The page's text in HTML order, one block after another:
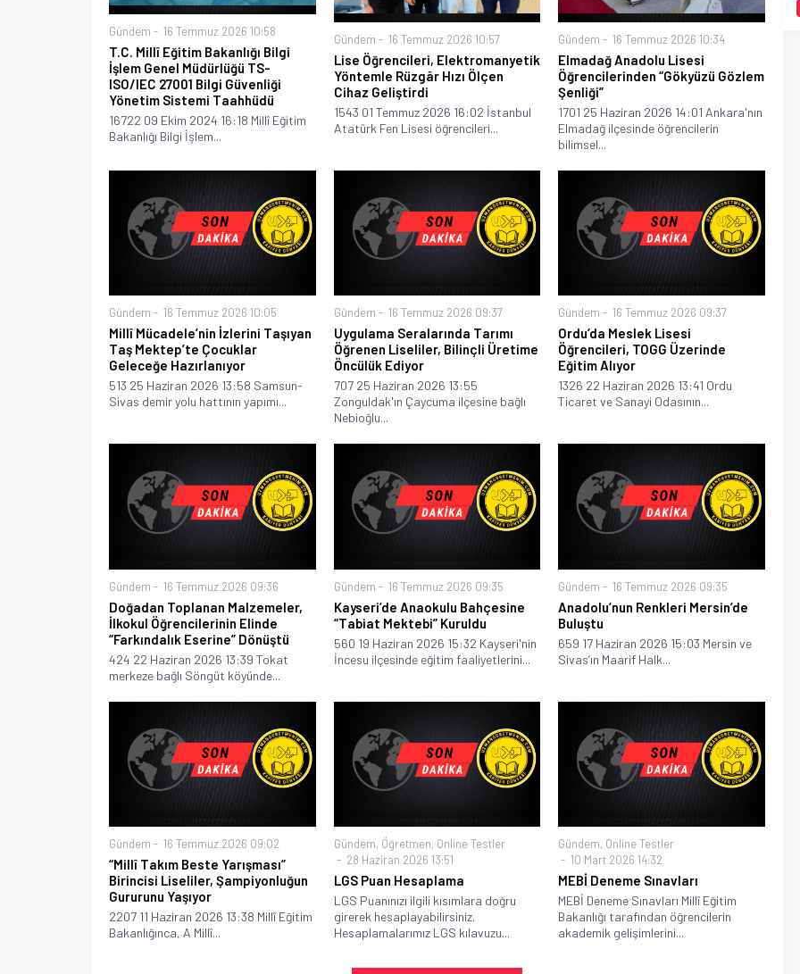
Gündem 16 Temmuz 2026 10:58
T.C. Millî Eğitim Bakanlığı Bilgi
İşlem Genel Müdürlüğü TS-
ISO/IEC 27001 Bilgi Güvenliği
Yönetim Sistemi Taahhüdü
16722 09 Ekim 2024 16:18 Millî Eğitim
Bakanlığı Bilgi İşlem...
Gündem 16 Temmuz 2026 10:57
Lise Öğrencileri, Elektromanyetik
Yöntemle Rüzgâr Hızı Ölçen
Cihaz Geliştirdi
1543 01 Temmuz 2026 16:02 İstanbul
Atatürk Fen Lisesi öğrencileri...
Gündem 16 Temmuz 2026 10:34
Elmadağ Anadolu Lisesi
Öğrencilerinden “Gökyüzü Gözlem
Şenliği”
1701 25 Haziran 2026 14:01 Ankara'nın
Elmadağ ilçesinde öğrencilerin
bilimsel...
Gündem 16 Temmuz 2026 10:05
Millî Mücadele’nin İzlerini Taşıyan
Taş Mektep’te Çocuklar
Geleceğe Hazırlanıyor
513 25 Haziran 2026 13:58 Samsun-
Sivas demir yolu hattının yapımı...
Gündem 16 Temmuz 2026 09:37
Uygulama Seralarında Tarımı
Öğrenen Liseliler, Bilinçli Üretime
Öncülük Ediyor
707 25 Haziran 2026 13:55
Zonguldak'ın Çaycuma ilçesine bağlı
Nebioğlu...
Gündem 16 Temmuz 2026 09:37
Ordu’da Meslek Lisesi
Öğrencileri, TOGG Üzerinde
Eğitim Alıyor
1326 22 Haziran 2026 13:41 Ordu
Ticaret ve Sanayi Odasının...
Gündem 16 Temmuz 2026 09:36
Doğadan Toplanan Malzemeler,
İlkokul Öğrencilerinin Elinde
“Farkındalık Eserine” Dönüştü
424 22 Haziran 2026 13:39 Tokat
merkeze bağlı Söngüt köyünde...
Gündem 16 Temmuz 2026 09:35
Kayseri’de Anaokulu Bahçesine
“Tabiat Mektebi” Kuruldu
560 19 Haziran 2026 15:32 Kayseri'nin
İncesu ilçesinde eğitim faaliyetlerini...
Gündem 16 Temmuz 2026 09:35
Anadolu’nun Renkleri Mersin’de
Buluştu
659 17 Haziran 2026 15:03 Mersin ve
Sivas’ın Maarif Halk...
Gündem 16 Temmuz 2026 09:02
“Millî Takım Beste Yarışması”
Birincisi Liseliler, Şampiyonluğun
Gururunu Yaşıyor
2207 11 Haziran 2026 13:38 Millî Eğitim
Bakanlığınca, A Millî...
Gündem, Öğretmen, Online Testler
28 Haziran 2026 13:51
LGS Puan Hesaplama
LGS Puanınızı ilgili kısımlara doğru
girerek hesaplayabilirsiniz.
Hesaplamalarımız LGS kılavuzu...
Gündem, Online Testler
10 Mart 2026 14:32
MEBİ Deneme Sınavları
MEBİ Deneme Sınavları Millî Eğitim
Bakanlığı tarafından öğrencilerin
akademik gelişimlerini...